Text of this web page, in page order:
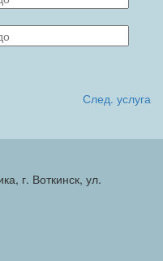
След. услуга
г. Воткинск, ул.